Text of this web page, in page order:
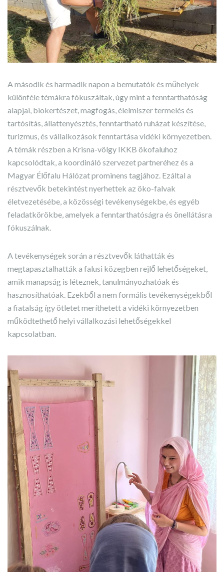
A második és harmadik napon a bemutatók és műhelyek
különféle témákra fókuszáltak, úgy mint a fenntarthatóság
alapjai, biokertészet, magfogás, élelmiszer termelés és
tartósítás, állattenyésztés, fenntartható ruházat készítése,
turizmus, és vállalkozások fenntartása vidéki környezetben.
A témák részben a Krisna-völgy IKKB ökofaluhoz
kapcsolódtak, a koordináló szervezet partneréhez és a
Magyar Élőfalu Hálózat prominens tagjához. Ezáltal a
résztvevők betekintést nyerhettek az öko-falvak
életvezetésébe, a közösségi tevékenységekbe, és egyéb
feladatkörökbe, amelyek a fenntarthatóságra és önellátásra
fókuszálnak.
A tevékenységek során a résztvevők láthatták és
megtapasztalhatták a falusi közegben rejlő lehetőségeket,
amik manapság is léteznek, tanulmányozhatóak és
hasznosíthatóak. Ezekből a nem formális tevékenységekből
a fiatalság így ötletet meríthetett a vidéki környezetben
működtethető helyi vállalkozási lehetőségekkel
kapcsolatban.